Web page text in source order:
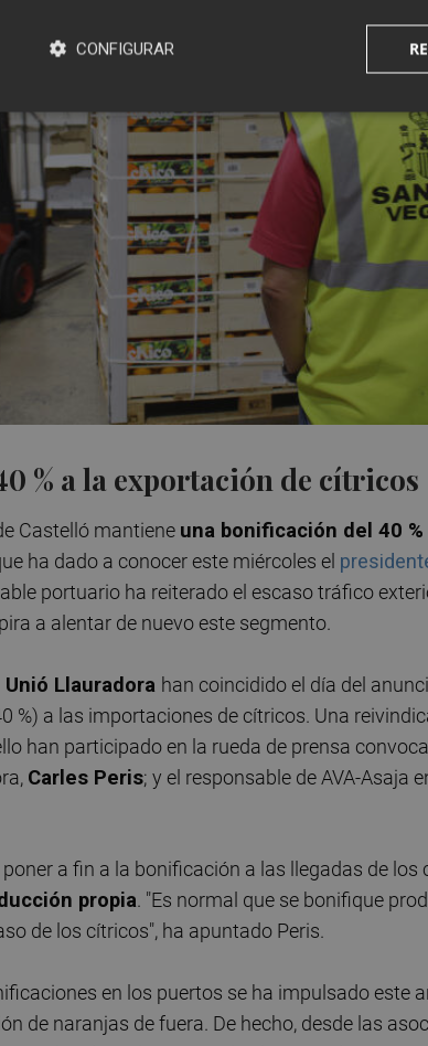
% a la exportación de cítricos
Castelló mantiene una bonificación del 40 %
ha dado a conocer este miércoles el
portuario ha reiterado el escaso tráfico
a alentar de nuevo este segmento.
Unió Llauradora han coincidido el día del
%) a las importaciones de cítricos. Una
han participado en la rueda de prensa
Carles Peris; y el responsable de AVA-Asaja
a fin a la bonificación a las llegadas de los
propia. "Es normal que se bonifique
de los cítricos", ha apuntado Peris.
en los puertos se ha impulsado este
de naranjas de fuera. De hecho, desde las
CONFIGURAR